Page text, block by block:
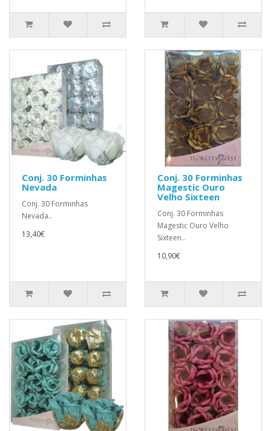
Conj. 30 Forminhas
Nevada
Conj. 30 Forminhas
Nevada..
13,40€
Conj. 30 Forminhas
Magestic Ouro
Velho Sixteen
Conj. 30 Forminhas
Magestic Ouro Velho
Sixteen..
10,90€